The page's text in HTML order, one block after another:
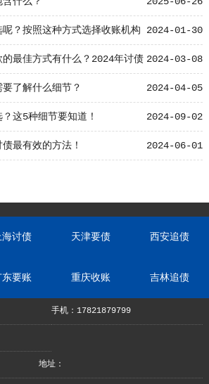
2024-01-30
？按照这种方式选择收账机构
2024-03-08
的最佳方式有什么？2024年讨债
2024-04-05
了解什么细节？
2024-09-02
这5种细节要知道！
2024-06-01
最有效的方法！
海讨债 天津要债 西安追债
东要账 重庆收账 吉林追债
手机：17821879799
地址：